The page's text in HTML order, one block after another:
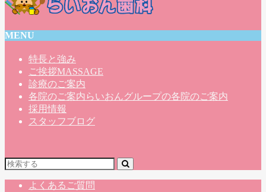
MENU
特長と強み
ご挨拶MASSAGE
診療のご案内
各院のご案内 らいおんグループの各院のご案内
採用情報
スタッフブログ
よくあるご質問